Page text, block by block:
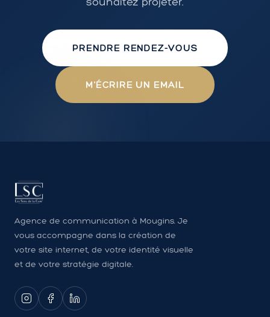
PRENDRE RENDEZ-VOUS
M'ÉCRIRE UN EMAIL
Agence de communication à Mougins. Je
vous accompagne dans la création de
votre site internet, de votre identité visuelle
et de votre stratégie digitale.